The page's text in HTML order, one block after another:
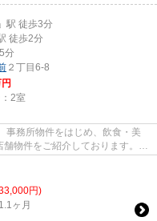
」駅 徒歩3分
徒歩2分
分
２丁目6-8
2室
事務所物件をはじめ、飲食・美
物件をご紹介しております。
円)
ヶ月